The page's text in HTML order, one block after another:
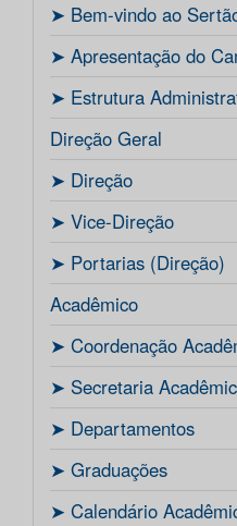
ㅤ➤ Bem-vindo ao
ㅤ➤ Apresentação do
ㅤ➤ Estrutura
Direção Geral
ㅤ➤ Direção
ㅤ➤ Vice-Direção
ㅤ➤ Portarias (Direção)
Acadêmico
ㅤ➤ Coordenação
ㅤㅤ➤ Secretaria
ㅤ➤ Departamentos
ㅤ➤ Graduações
ㅤ➤ Calendário